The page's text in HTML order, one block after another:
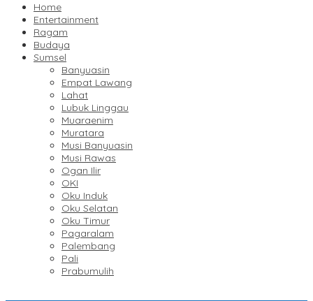
Home
Entertainment
Ragam
Budaya
Sumsel
Banyuasin
Empat Lawang
Lahat
Lubuk Linggau
Muaraenim
Muratara
Musi Banyuasin
Musi Rawas
Ogan Ilir
OKI
Oku Induk
Oku Selatan
Oku Timur
Pagaralam
Palembang
Pali
Prabumulih